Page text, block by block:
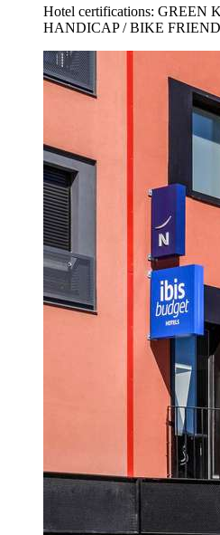
Hotel certifications: GREEN
HANDICAP / BIKE